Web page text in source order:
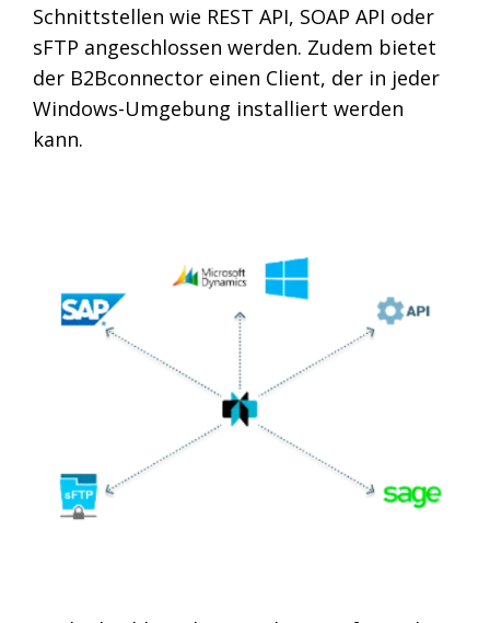
Schnittstellen wie REST API, SOAP API oder
sFTP angeschlossen werden. Zudem bietet
der B2Bconnector einen Client, der in jeder
Windows-Umgebung installiert werden
kann.